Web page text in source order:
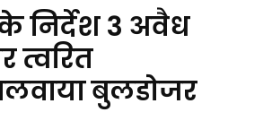
निर्देश 3 अवैध
त्वरित
बुलडोजर